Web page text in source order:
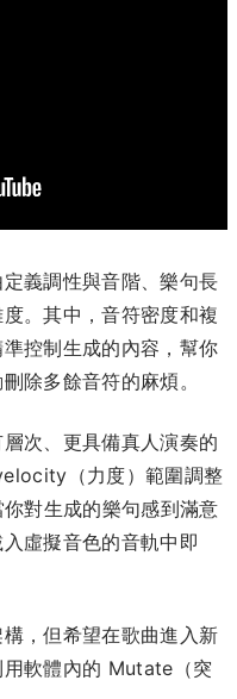
義調性與音階、樂句長
。其中，音符密度和複
控制生成的內容，幫你
除多餘音符的麻煩。
次、更具備真人演奏的
（力度）範圍調整
對生成的樂句感到滿意
虛擬音色的音軌中即
，但希望在歌曲進入新
軟體內的 Mutate（突